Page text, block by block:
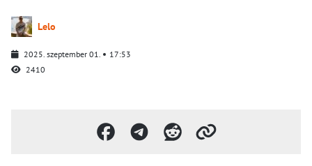
Lelo
2025. szeptember 01.
17:53
2410